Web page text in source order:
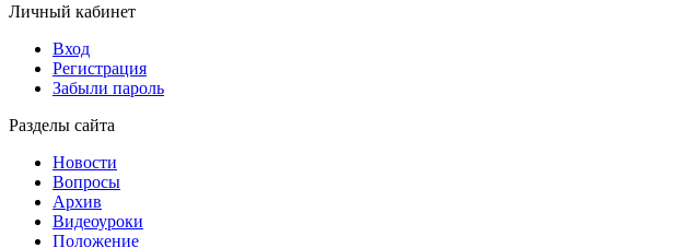
Личный кабинет
Вход
Регистрация
Забыли пароль
Разделы сайта
Новости
Вопросы
Архив
Видеоуроки
Положение